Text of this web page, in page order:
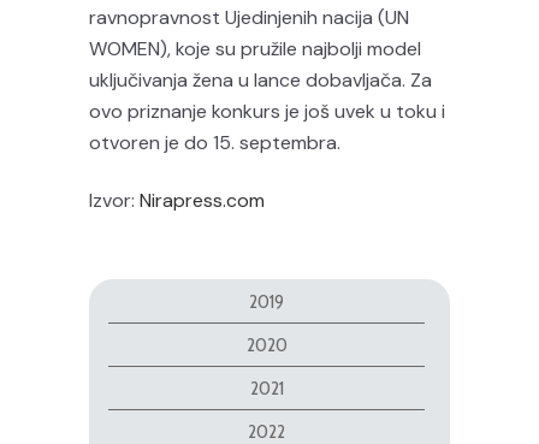
ravnopravnost Ujedinjenih nacija (UN
WOMEN), koje su pružile najbolji model
uključivanja žena u lance dobavljača. Za
ovo priznanje konkurs je još uvek u toku i
otvoren je do 15. septembra.
Izvor: Nirapress.com
2019
2020
2021
2022